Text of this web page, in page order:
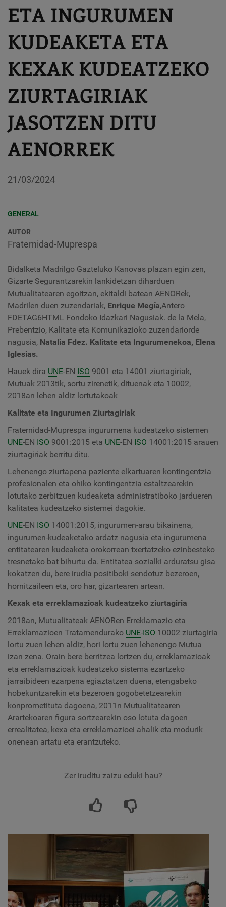
ETA INGURUMEN
KUDEAKETA ETA
KEXAK KUDEATZEKO
ZIURTAGIRIAK
JASOTZEN DITU
AENORREK
21/03/2024
GENERAL
AUTOR
Fraternidad-Muprespa
Bidalketa Madrilgo Gazteluko ​​Kanovas plazan egin zen,
Gizarte Segurantzarekin lankidetzan diharduen
Mutualitatearen egoitzan, ekitaldi batean AENORek,
Madrilen duen zuzendariak, Enrique Megía,Antero
FDETAG6HTML Fondoko Idazkari Nagusiak. de la Mela,
Prebentzio, Kalitate eta Komunikazioko zuzendariorde
nagusia, Natalia Fdez. Kalitate eta Ingurumenekoa, Elena
Iglesias.
Hauek dira UNE-EN ISO 9001 eta 14001 ziurtagiriak,
Mutuak 2013tik, sortu zirenetik, dituenak eta 10002,
2018an lehen aldiz lortutakoak
Kalitate eta Ingurumen Ziurtagiriak
Fraternidad-Muprespa ingurumena kudeatzeko sistemen
UNE-EN ISO 9001:2015 eta UNE-EN ISO 14001:2015 arauen
ziurtagiriak berritu ditu.
Lehenengo ziurtapena paziente elkartuaren kontingentzia
profesionalen eta ohiko kontingentzia estaltzearekin
lotutako zerbitzuen kudeaketa administratiboko jardueren
kalitatea kudeatzeko sistemei dagokie.
UNE-EN ISO 14001:2015, ingurumen-arau bikainena,
ingurumen-kudeaketako ardatz nagusia eta ingurumena
entitatearen kudeaketa orokorrean txertatzeko ezinbesteko
tresnetako bat bihurtu da. Entitatea sozialki arduratsu gisa
kokatzen du, bere irudia positiboki sendotuz bezeroen,
hornitzaileen eta, oro har, gizartearen artean.
Kexak eta erreklamazioak kudeatzeko ziurtagiria
2018an, Mutualitateak AENORen Erreklamazio eta
Erreklamazioen Tratamendurako UNE-ISO 10002 ziurtagiria
lortu zuen lehen aldiz, hori lortu zuen lehenengo Mutua
izan zena. Orain bere berritzea lortzen du, erreklamazioak
eta erreklamazioak kudeatzeko sistema ezartzeko
jarraibideen ezarpena egiaztatzen duena, etengabeko
hobekuntzarekin eta bezeroen gogobetetzearekin
konprometituta dagoena, 2011n Mutualitatearen
Arartekoaren figura sortzearekin oso lotuta dagoen
errealitatea, kexa eta erreklamazioei ahalik eta modurik
onenean artatu eta erantzuteko.
Zer iruditu zaizu eduki hau?